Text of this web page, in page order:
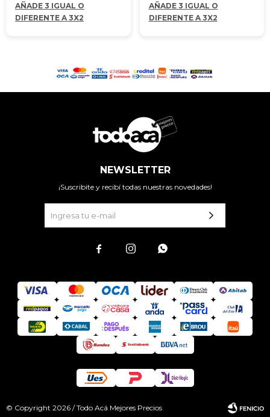
AÑADE 3 IGUAL O
DIFERENTE A 3X2
AÑADE 3 IGUAL O
DIFERENTE A 3X2
NEWSLETTER
¡Suscribite y recibí todas nuestras novedades!
  
© Copyright 2026 / Todo Acá Mejores Precios